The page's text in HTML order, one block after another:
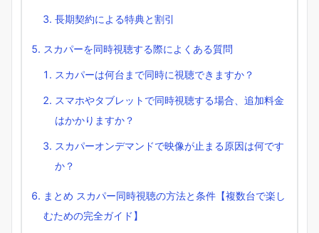
長期契約による特典と割引
スカパーを同時視聴する際によくある質問
スカパーは何台まで同時に視聴できますか？
スマホやタブレットで同時視聴する場合、追加料金
はかかりますか？
スカパーオンデマンドで映像が止まる原因は何です
か？
まとめ スカパー同時視聴の方法と条件【複数台で楽し
むための完全ガイド】